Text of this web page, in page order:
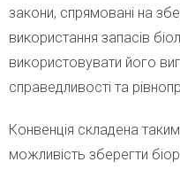
закони, спрямовані на
використання запасів
використовувати його
справедливості та
Конвенція складена
можливість зберегти